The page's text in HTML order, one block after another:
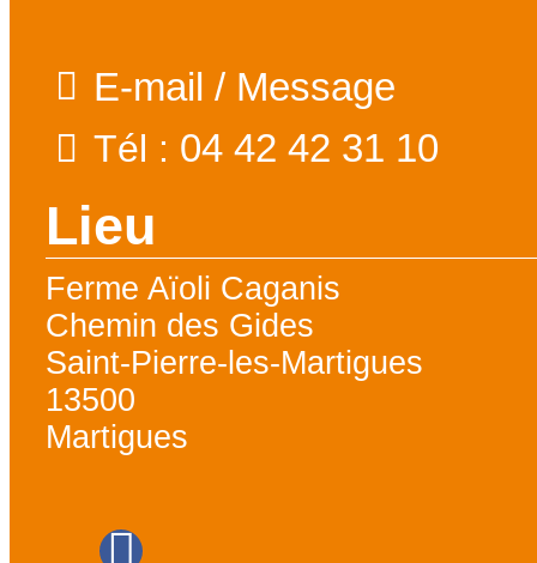
E-mail / Message
Tél : 04 42 42 31 10
Lieu
Ferme Aïoli Caganis
Chemin des Gides
Saint-Pierre-les-Martigues
13500
Martigues